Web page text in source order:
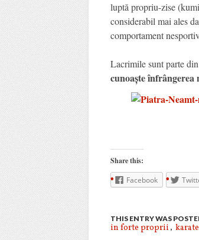
luptă propriu-zise
considerabil mai ales
comportament
Lacrimile sunt parte
cunoaște înfrângerea
Share this:
Facebook
THIS ENTRY WAS
in forte proprii , karate